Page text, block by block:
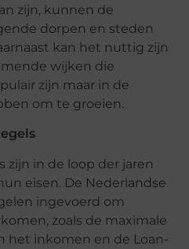
zijn, kunnen de
dorpen en steden
kan het nuttig zijn
wijken die
zijn maar in de
om te groeien.
zijn in de loop der jaren
eisen. De Nederlandse
ingevoerd om
zoals de maximale
het inkomen en de Loan-